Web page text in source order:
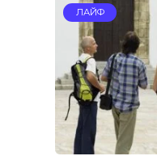
ЛАЙФ